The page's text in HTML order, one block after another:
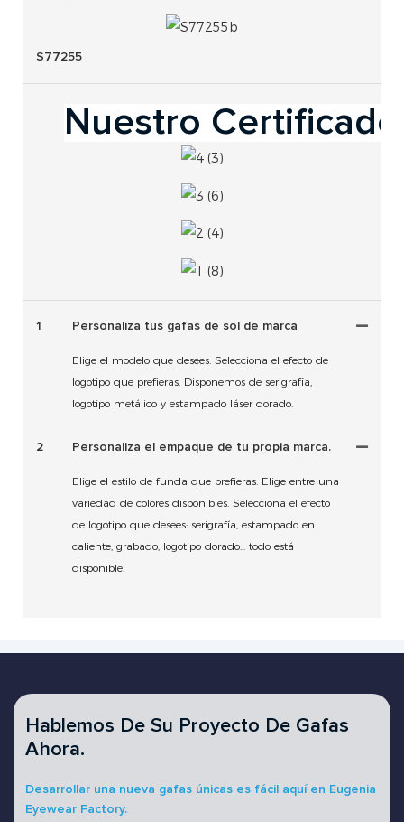
S77255
Nuestro Certificado
1 Personaliza tus gafas de sol de marca
Elige el modelo que desees. Selecciona el efecto de
logotipo que prefieras. Disponemos de serigrafía,
logotipo metálico y estampado láser dorado.
2 Personaliza el empaque de tu propia marca.
Elige el estilo de funda que prefieras. Elige entre una
variedad de colores disponibles. Selecciona el efecto
de logotipo que desees: serigrafía, estampado en
caliente, grabado, logotipo dorado... todo está
disponible.
Hablemos De Su Proyecto De Gafas
Ahora.
Desarrollar una nueva gafas únicas es fácil aquí en Eugenia
Eyewear Factory.